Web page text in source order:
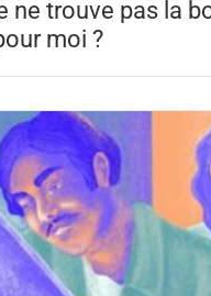
ne trouve pas la
moi ?